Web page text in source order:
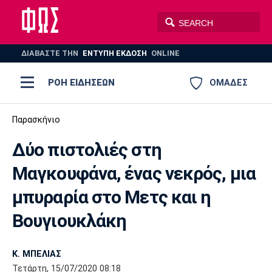
ΔΙΑΒΑΣΤΕ THN ΕΝΤΥΠΗ ΕΚΔΟΣΗ ONLINE
ΟΜΑΔΕΣ
ΡΟΗ ΕΙΔΗΣΕΩΝ
ΠΟΔΟΣΦΑΙΡΟ
ΣΠΟΡ
AUTO-MOTO PLUS
Ποδόσφαιρο
Super League 1
Super League 2
Γ Εθνική
Μπάσκετ
Ελλάδα
Εθνική
Ολυμπιακοί Αγώνες
Βόλεϊ
Ολυμπιακός ΑΕΚ ΠΑΟΚ
Παρασκήνιο
Δύο πιστολιές στη
Μαγκουφάνα, ένας νεκρός, μια
μπυραρία στο Μετς και η
Βουγιουκλάκη
Κ. ΜΠΕΛΙΑΣ
Τετάρτη, 15/07/2020 08:18